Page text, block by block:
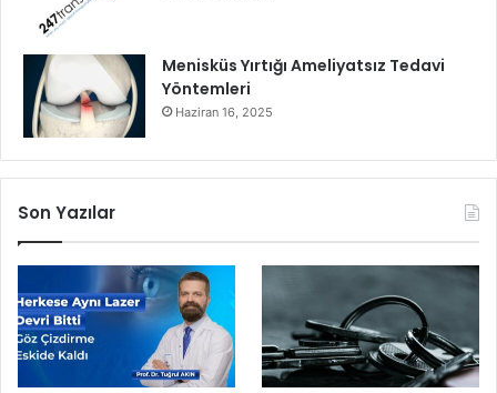
Menisküs Yırtığı Ameliyatsız Tedavi
Yöntemleri
Haziran 16, 2025
Son Yazılar